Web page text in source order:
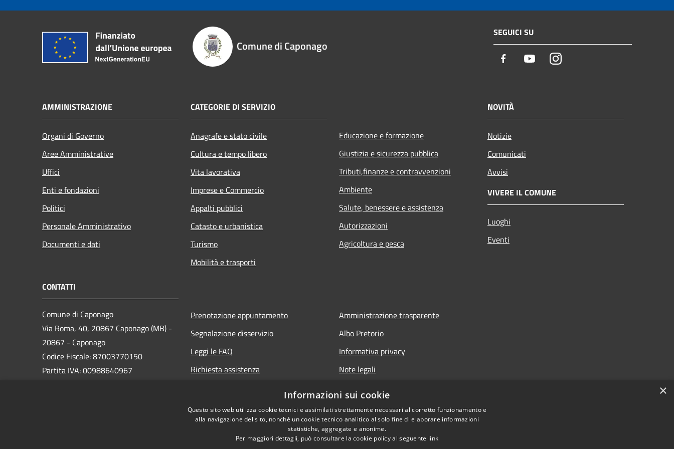
Comune di Caponago
SEGUICI SU
Facebook YoutubeInstagram
AMMINISTRAZIONE
Organi di Governo
Aree Amministrative
Uffici
Enti e fondazioni
Politici
Personale Amministrativo
Documenti e dati
CATEGORIE DI SERVIZIO
Anagrafe e stato civile
Cultura e tempo libero
Vita lavorativa
Imprese e Commercio
Appalti pubblici
Catasto e urbanistica
Turismo
Mobilità e trasporti
Educazione e formazione
Giustizia e sicurezza pubblica
Tributi,finanze e contravvenzioni
Ambiente
Salute, benessere e assistenza
Autorizzazioni
Agricoltura e pesca
NOVITÀ
Notizie
Comunicati
Avvisi
VIVERE IL COMUNE
Luoghi
Eventi
CONTATTI
Comune di Caponago
Via Roma, 40, 20867 Caponago (MB) -
20867 - Caponago
Codice Fiscale: 87003770150
Partita IVA: 00988640967
Prenotazione appuntamento
Segnalazione disservizio
Leggi le FAQ
Richiesta assistenza
Amministrazione trasparente
Albo Pretorio
Informativa privacy
Note legali
×
Informazioni sui cookie
Questo sito web utilizza cookie tecnici e assimilati strettamente necessari al corretto funzionamento e
alla navigazione del sito, nonché un cookie tecnico analitico al solo fine di elaborare informazioni
statistiche, aggregate e anonime.
Per maggiori dettagli, può consultare la cookie policy al seguente link